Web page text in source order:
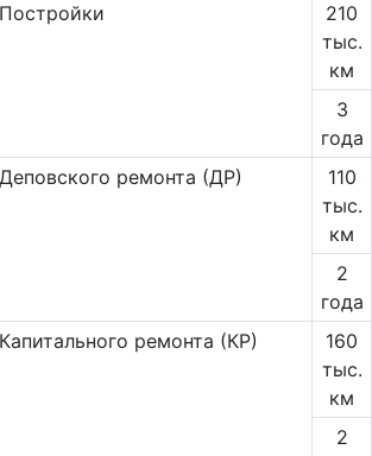
Постройки
210
тыс.
км
3
года
Деповского ремонта (ДР)
110
тыс.
км
2
года
Капитального ремонта (КР)
160
тыс.
км
2